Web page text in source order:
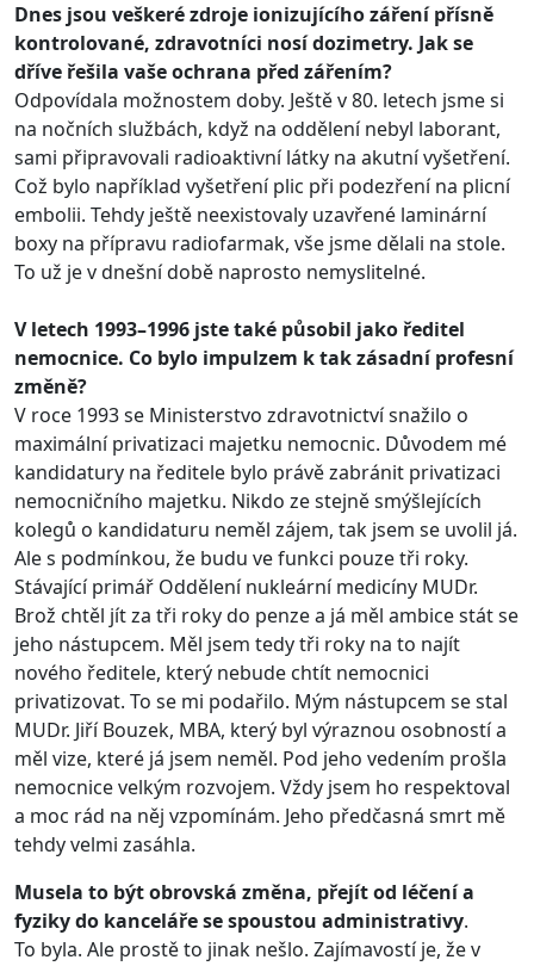
Dnes jsou veškeré zdroje ionizujícího záření přísně
kontrolované, zdravotníci nosí dozimetry. Jak se
dříve řešila vaše ochrana před zářením?
Odpovídala možnostem doby. Ještě v 80. letech jsme si
na nočních službách, když na oddělení nebyl laborant,
sami připravovali radioaktivní látky na akutní vyšetření.
Což bylo například vyšetření plic při podezření na plicní
embolii. Tehdy ještě neexistovaly uzavřené laminární
boxy na přípravu radiofarmak, vše jsme dělali na stole.
To už je v dnešní době naprosto nemyslitelné.
V letech 1993–1996 jste také působil jako ředitel
nemocnice. Co bylo impulzem k tak zásadní profesní
změně?
V roce 1993 se Ministerstvo zdravotnictví snažilo o
maximální privatizaci majetku nemocnic. Důvodem mé
kandidatury na ředitele bylo právě zabránit privatizaci
nemocničního majetku. Nikdo ze stejně smýšlejících
kolegů o kandidaturu neměl zájem, tak jsem se uvolil já.
Ale s podmínkou, že budu ve funkci pouze tři roky.
Stávající primář Oddělení nukleární medicíny MUDr.
Brož chtěl jít za tři roky do penze a já měl ambice stát se
jeho nástupcem. Měl jsem tedy tři roky na to najít
nového ředitele, který nebude chtít nemocnici
privatizovat. To se mi podařilo. Mým nástupcem se stal
MUDr. Jiří Bouzek, MBA, který byl výraznou osobností a
měl vize, které já jsem neměl. Pod jeho vedením prošla
nemocnice velkým rozvojem. Vždy jsem ho respektoval
a moc rád na něj vzpomínám. Jeho předčasná smrt mě
tehdy velmi zasáhla.
Musela to být obrovská změna, přejít od léčení a
fyziky do kanceláře se spoustou administrativy.
To byla. Ale prostě to jinak nešlo. Zajímavostí je, že v